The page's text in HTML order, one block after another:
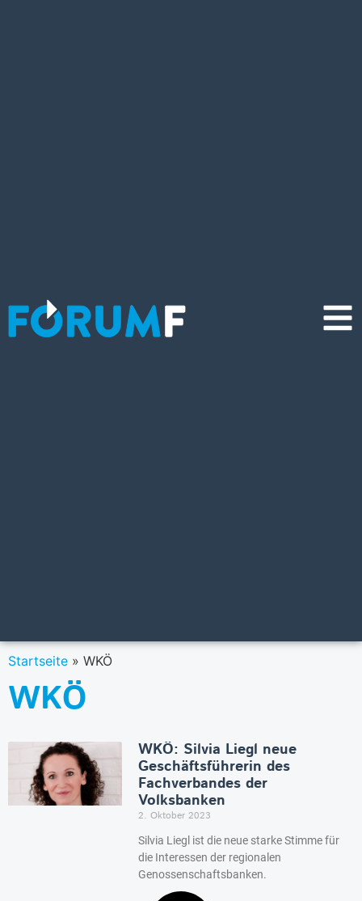
Startseite » WKÖ
WKÖ
WKÖ: Silvia Liegl neue
Geschäftsführerin des
Fachverbandes der
Volksbanken
2. Oktober 2023
Silvia Liegl ist die neue starke Stimme für
die Interessen der regionalen
Genossenschaftsbanken.